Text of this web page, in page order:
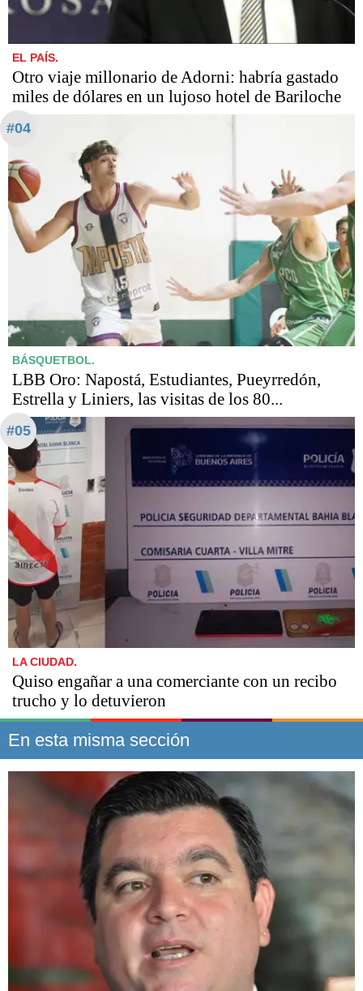
EL PAÍS.
Otro viaje millonario de Adorni: habría gastado
miles de dólares en un lujoso hotel de Bariloche
#04
BÁSQUETBOL.
LBB Oro: Napostá, Estudiantes, Pueyrredón,
Estrella y Liniers, las visitas de los 80...
#05
LA CIUDAD.
Quiso engañar a una comerciante con un recibo
trucho y lo detuvieron
En esta misma sección